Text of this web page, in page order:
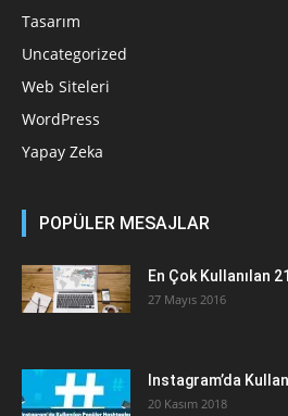
Tasarım
Uncategorized
Web Siteleri
WordPress
Yapay Zeka
POPÜLER MESAJLAR
En Çok Kullanılan
27 Mayıs 2016
Instagram’da
20 Kasım 2018